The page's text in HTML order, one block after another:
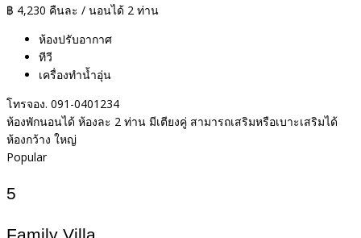
฿ 4,230 คืนละ / นอนได้ 2 ท่าน
ห้องปรับอากาศ
ทีวี
เครื่องทำน้ำอุ่น
โทรจอง. 091-0401234
ห้องพักนอนได้ ห้องละ 2 ท่าน มีเตียงคู่ สามารถเสริมหรือเบาะเสริมได้
ห้องกว้าง ใหญ่
Popular
5
Family Villa